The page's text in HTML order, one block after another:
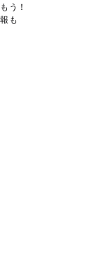
う！
も